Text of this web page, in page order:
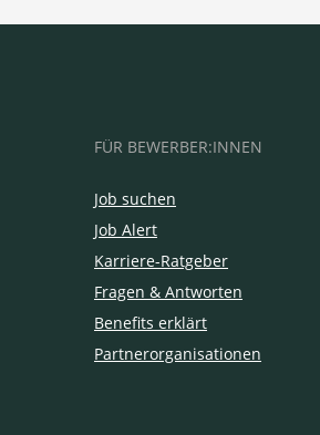
FÜR BEWERBER:INNEN
Job suchen
Job Alert
Karriere-Ratgeber
Fragen & Antworten
Benefits erklärt
Partnerorganisationen